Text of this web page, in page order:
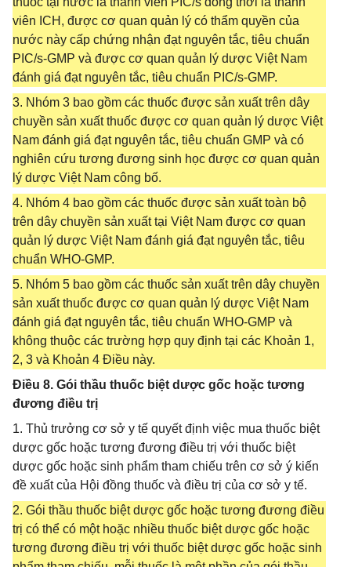
viên ICH, được cơ quan quản lý có thẩm quyền của
nước này cấp chứng nhận đạt nguyên tắc, tiêu chuẩn
PIC/s-GMP và được cơ quan quản lý dược Việt Nam
đánh giá đạt nguyên tắc, tiêu chuẩn PIC/s-GMP.
3. Nhóm 3 bao gồm các thuốc được sản xuất trên dây
chuyền sản xuất thuốc được cơ quan quản lý dược Việt
Nam đánh giá đạt nguyên tắc, tiêu chuẩn GMP và có
nghiên cứu tương đương sinh học được cơ quan quản
lý dược Việt Nam công bố.
4. Nhóm 4 bao gồm các thuốc được sản xuất toàn bộ
trên dây chuyền sản xuất tại Việt Nam được cơ quan
quản lý dược Việt Nam đánh giá đạt nguyên tắc, tiêu
chuẩn WHO-GMP.
5. Nhóm 5 bao gồm các thuốc sản xuất trên dây chuyền
sản xuất thuốc được cơ quan quản lý dược Việt Nam
đánh giá đạt nguyên tắc, tiêu chuẩn WHO-GMP và
không thuộc các trường hợp quy định tại các Khoản 1,
2, 3 và Khoản 4 Điều này.
Điều 8. Gói thầu thuốc biệt dược gốc hoặc tương
đương điều trị
1. Thủ trưởng cơ sở y tế quyết định việc mua thuốc biệt
dược gốc hoặc tương đương điều trị với thuốc biệt
dược gốc hoặc sinh phẩm tham chiếu trên cơ sở ý kiến
đề xuất của Hội đồng thuốc và điều trị của cơ sở y tế.
2. Gói thầu thuốc biệt dược gốc hoặc tương đương điều
trị có thể có một hoặc nhiều thuốc biệt dược gốc hoặc
tương đương điều trị với thuốc biệt dược gốc hoặc sinh